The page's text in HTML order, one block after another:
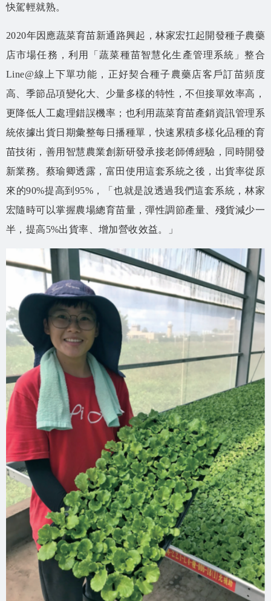
快駕輕就熟。
2020年因應蔬菜育苗新通路興起，林家宏扛起開發種子農藥
店市場任務，利用「蔬菜種苗智慧化生產管理系統」整合
Line@線上下單功能，正好契合種子農藥店客戶訂苗頻度
高、季節品項變化大、少量多樣的特性，不但接單效率高，
更降低人工處理錯誤機率；也利用蔬菜育苗產銷資訊管理系
統依據出貨日期彙整每日播種單，快速累積多樣化品種的育
苗技術，善用智慧農業創新研發承接老師傅經驗，同時開發
新業務。蔡瑜卿透露，富田使用這套系統之後，出貨率從原
來的90%提高到95%，「也就是說透過我們這套系統，林家
宏隨時可以掌握農場總育苗量，彈性調節產量、殘貨減少一
半，提高5%出貨率、增加營收效益。」